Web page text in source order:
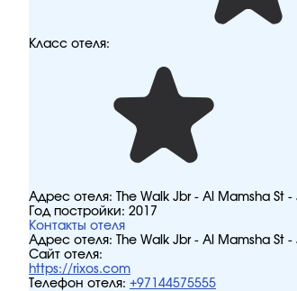
Класс отеля:
Адрес отеля:
The Walk Jbr - Al Mamsha
Год постройки: 2017
Контакты отеля
Адрес отеля:
The Walk Jbr - Al Mamsha
Сайт отеля:
https://rixos.com
Телефон отеля: +97144575555